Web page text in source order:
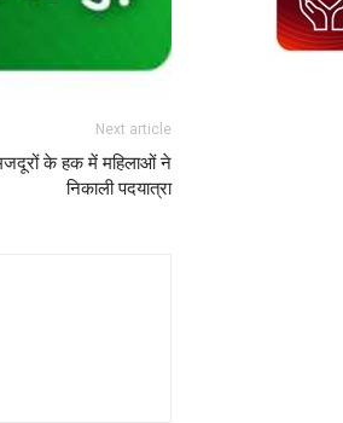
Next article
के हक में महिलाओं ने
निकाली पदयात्रा